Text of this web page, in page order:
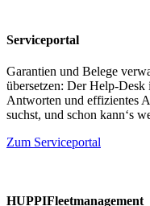
Serviceportal
Garantien und Belege
übersetzen: Der Help-
Antworten und effizientes
suchst, und schon kann‘s
Zum Serviceportal
HUPPIFleetmanagement